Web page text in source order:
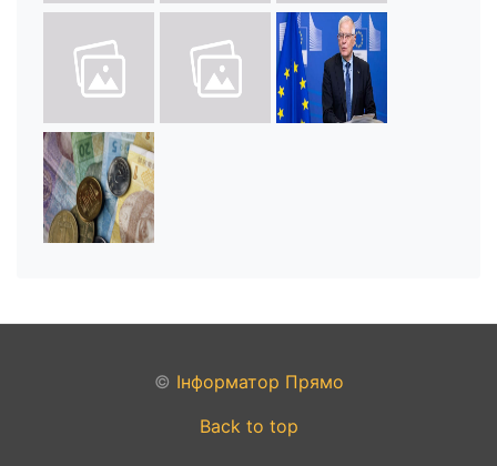
© Інформатор Прямо
Back to top